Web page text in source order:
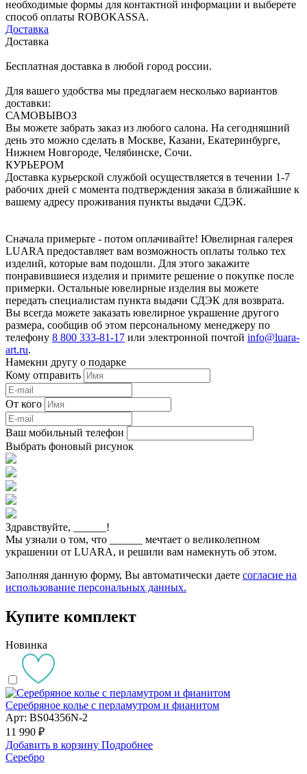
необходимые формы для контактной информации и выберете
способ оплаты ROBOKASSA.
Доставка
Доставка
Бесплатная доставка в любой город россии.
Для вашего удобства мы предлагаем несколько вариантов
доставки:
САМОВЫВОЗ
Вы можете забрать заказ из любого салона. На сегодняшний
день это можно сделать в Москве, Казани, Екатеринбурге,
Нижнем Новгороде, Челябинске, Сочи.
КУРЬЕРОМ
Доставка курьерской службой осуществляется в течении 1-7
рабочих дней с момента подтверждения заказа в ближайшие к
вашему адресу проживания пункты выдачи СДЭК.
Сначала примерьте - потом оплачивайте! Ювелирная галерея
LUARA предоставляет вам возможность оплаты только тех
изделий, которые вам подошли. Для этого закажите
понравившиеся изделия и примите решение о покупке после
примерки. Остальные ювелирные изделия вы можете
передать специалистам пункта выдачи СДЭК для возврата.
Вы всегда можете заказать ювелирное украшение другого
размера, сообщив об этом персональному менеджеру по
телефону 8 800 333-81-17 или электронной почтой info@luara-
art.ru.
Намекни другу о подарке
Кому отправить
От кого
Ваш мобильный телефон
Выбрать фоновый рисунок
Здравствуйте,
!
Мы узнали о том, что
мечтает о великолепном
украшении от LUARA, и решили вам намекнуть об этом.
Заполняя данную форму, Вы автоматически даете согласие на
использование персональных данных.
Купите комплект
Новинка
Серебряное колье с перламутром и фианитом
Арт: BS04356N-2
11 990 ₽
Добавить в корзину Подробнее
Серебро